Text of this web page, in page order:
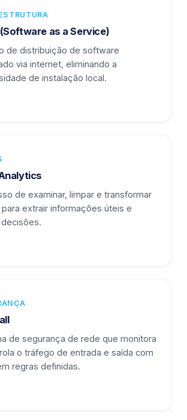
as a Service)
de distribuição de software
via internet, eliminando a
de instalação local.
de examinar, limpar e transformar
extrair informações úteis e
de segurança de rede que monitora
o tráfego de entrada e saída com
regras definidas.